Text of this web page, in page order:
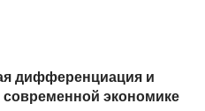
дифференциация и
современной экономике